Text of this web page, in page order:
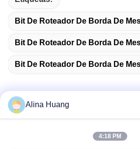
Bit De Roteador De Borda De
Bit De Roteador De Borda De
Bit De Roteador De Borda De
Alina Huang
4:18 PM